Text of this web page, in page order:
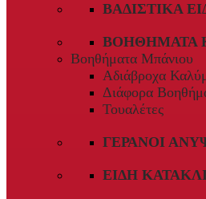
ΒΑΔΙΣΤΙΚΆ
ΒΟΗΘΉΜΑΤΑ
Βοηθήματα Μπάνιου
Αδιάβροχα
Διάφορα
Τουαλέτες
ΓΕΡΑΝΟΊ
ΕΊΔΗ